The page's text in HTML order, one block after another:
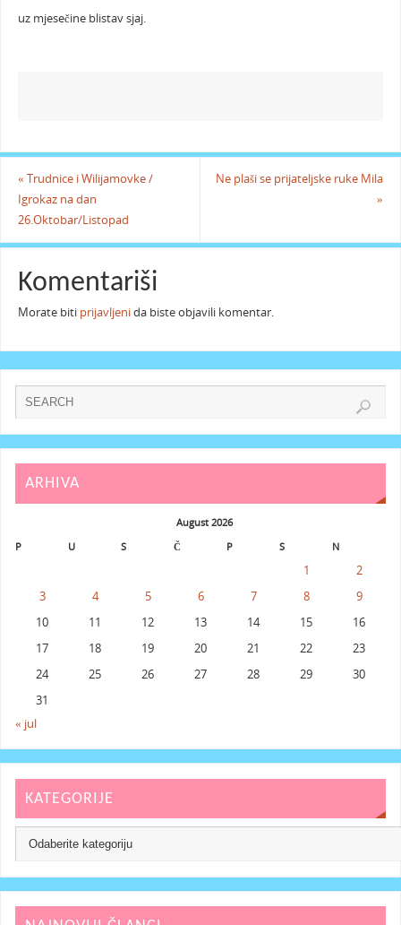
uz mjesečine blistav sjaj.
« Trudnice i Wilijamovke /
Igrokaz na dan
26.Oktobar/Listopad
Ne plaši se prijateljske ruke Mila
»
Komentariši
Morate biti prijavljenida biste objavili komentar.
ARHIVA
August 2026
P
U S Č P S N
1
2
3
4 5 6 7 8
9
10
11 12 13 14 15
16
17
18 19 20 21 22
23
24
25 26 27 28 29
30
31
« jul
KATEGORIJE